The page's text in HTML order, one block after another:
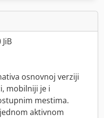
osnovnoj verziji
mobilniji je i
mestima.
aktivnom